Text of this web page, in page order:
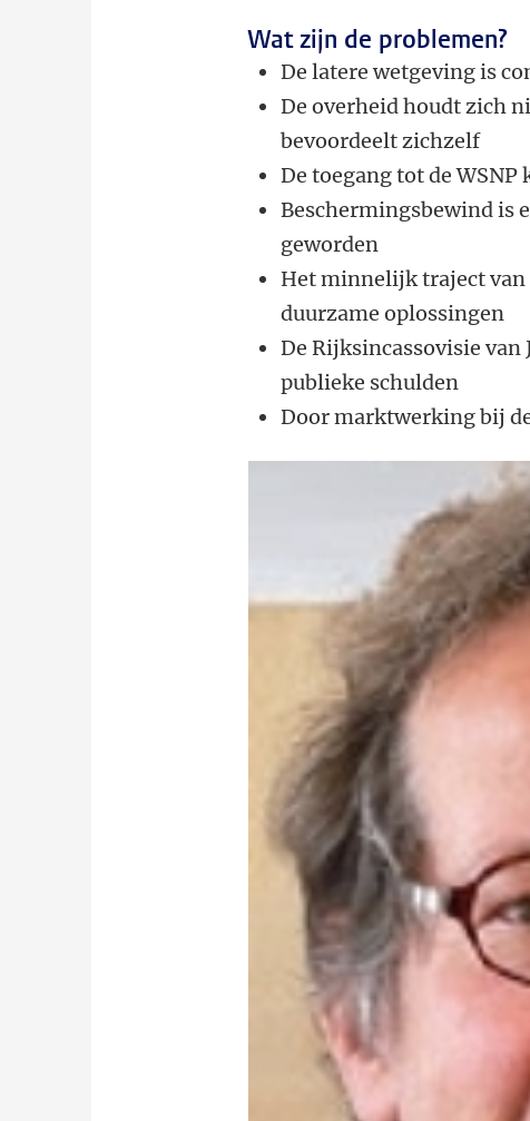
Wat zijn de problemen?
De latere wetgeving is
De overheid houdt zich
bevoordeelt zichzelf
De toegang tot de
Beschermingsbewind is
geworden
Het minnelijk traject van
duurzame oplossingen
De Rijksincassovisie
publieke schulden
Door marktwerking bij